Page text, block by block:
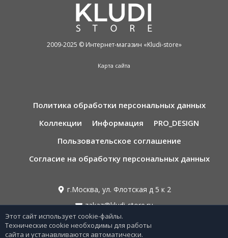
2009-2025 © Интернет-магазин «Kludi-store»
Карта сайта
Политика обработки персональных данных
Коллекции
Информация
PRO_DESIGN
Пользовательское соглашение
Согласие на обработку персональных данных
г.Москва, ул. Флотская д 5 к 2
zakaz@kludi-store.ru
Этот сайт использует cookie-файлы.
Технические cookie необходимы для работы
сайта и устанавливаются автоматически.